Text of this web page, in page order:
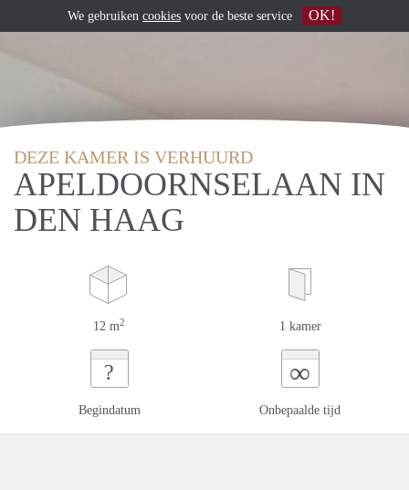
DEZE KAMER IS VERHUURD
APELDOORNSELAAN IN
DEN HAAG
12 m2 1 kamer
?
Begindatum
∞
Onbepaalde tijd
We gebruiken cookies voor de beste service OK!